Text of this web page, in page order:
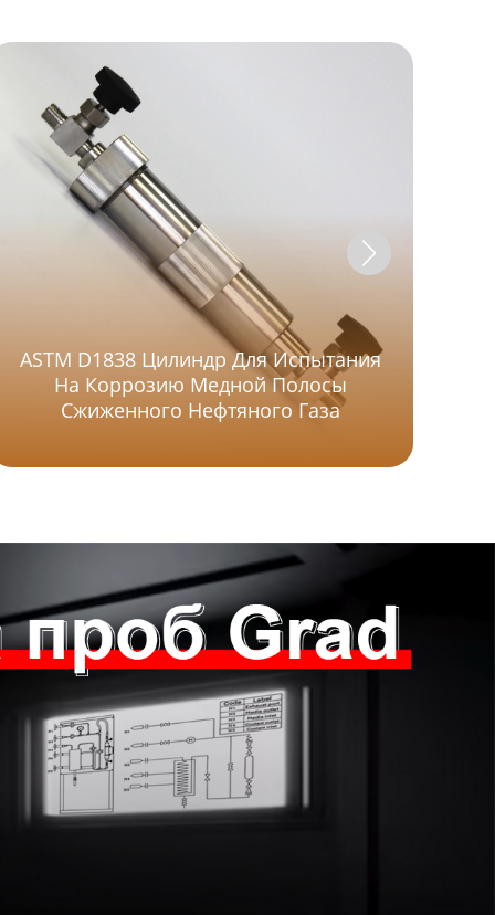
ASTM D1838 Цилиндр Для Испытания
На Коррозию Медной Полосы
Сжиженного Нефтяного Газа